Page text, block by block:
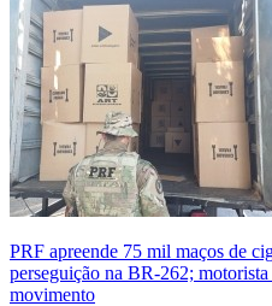
PRF apreende 75 mil maços de
perseguição na BR-262;
movimento